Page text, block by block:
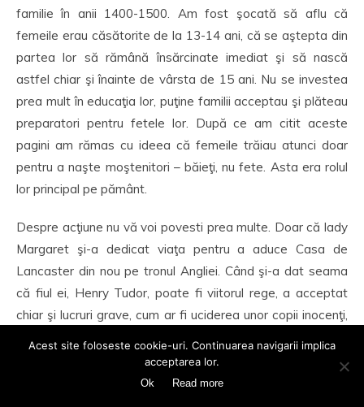
familie în anii 1400-1500. Am fost şocată să aflu că
femeile erau căsătorite de la 13-14 ani, că se aştepta din
partea lor să rămână însărcinate imediat şi să nască
astfel chiar şi înainte de vârsta de 15 ani. Nu se investea
prea mult în educaţia lor, puţine familii acceptau şi plăteau
preparatori pentru fetele lor. După ce am citit aceste
pagini am rămas cu ideea că femeile trăiau atunci doar
pentru a naşte moştenitori – băieţi, nu fete. Asta era rolul
lor principal pe pământ.
Despre acţiune nu vă voi povesti prea multe. Doar că lady
Margaret şi-a dedicat viaţa pentru a aduce Casa de
Lancaster din nou pe tronul Angliei. Când şi-a dat seama
că fiul ei, Henry Tudor, poate fi viitorul rege, a acceptat
chiar şi lucruri grave, cum ar fi uciderea unor copii inocenţi,
declara mare credincioasă şi iubitoare a lui Dumnezeu.
Dacă regina Elizabeth Woodville (regina albă) a fost
Acest site foloseste cookie-uri. Continuarea navigarii implica
acceptarea lor.
Ok Read more